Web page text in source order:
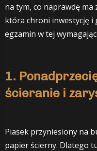
na tym, co naprawdę ma
która chroni inwestycję i
egzamin w tej
1.
ścieranie i
Piasek przyniesiony na
papier ścierny. Dlatego